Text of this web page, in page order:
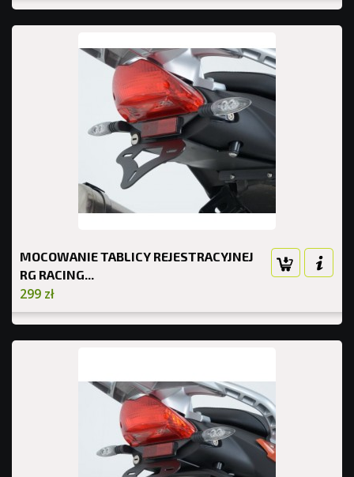
MOCOWANIE TABLICY REJESTRACYJNEJ
RG RACING...
299 zł